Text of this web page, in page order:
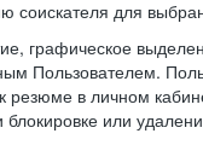
для
графическое
Пользователем.
резюме в личном
или